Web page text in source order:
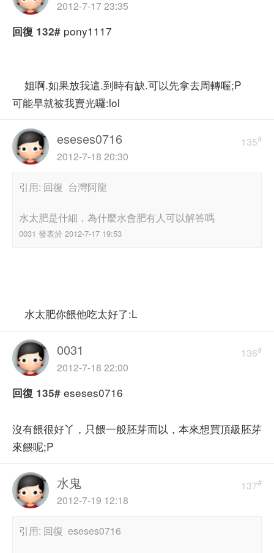
2012-7-17 23:35
回復 132# pony1117
姐啊.如果放我這.到時有缺.可以先拿去周轉喔;P
可能早就被我賣光囉:lol
135#
eseses0716
2012-7-18 20:30
引用: 回復 台灣阿龍
水太肥是什細，為什麼水會肥有人可以解答嗎
0031 發表於 2012-7-17 19:53
水太肥你餵他吃太好了:L
136#
0031
2012-7-18 22:00
回復 135# eseses0716
沒有餵很好丫，只餵一般胚芽而以，本來想買頂級胚芽
來餵呢;P
137#
水鬼
2012-7-19 12:18
引用: 回復 eseses0716